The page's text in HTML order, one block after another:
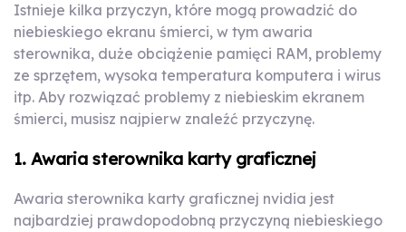
Istnieje kilka przyczyn, które mogą prowadzić do
niebieskiego ekranu śmierci, w tym awaria
sterownika, duże obciążenie pamięci RAM, problemy
ze sprzętem, wysoka temperatura komputera i wirus
itp. Aby rozwiązać problemy z niebieskim ekranem
śmierci, musisz najpierw znaleźć przyczynę.
1. Awaria sterownika karty graficznej
Awaria sterownika karty graficznej nvidia jest
najbardziej prawdopodobną przyczyną niebieskiego